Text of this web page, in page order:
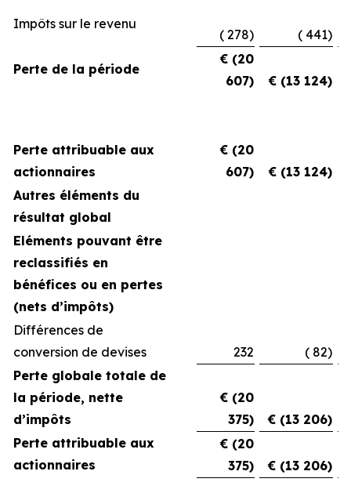
Impôts sur le revenu
( 278) ( 441)
Perte de la période
€ (20
607)
€ (13 124)
Perte attribuable aux
actionnaires
€ (20
607)
€ (13 124)
Autres éléments du
résultat global
Eléments pouvant être
reclassifiés en
bénéfices ou en pertes
(nets d’impôts)
Différences de
conversion de devises
232
( 82)
Perte globale totale de
la période, nette
d’impôts
€ (20
375)
€ (13 206)
Perte attribuable aux
actionnaires
€ (20
375)
€ (13 206)